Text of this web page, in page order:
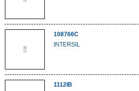
108766C
INTERSIL
1112IB